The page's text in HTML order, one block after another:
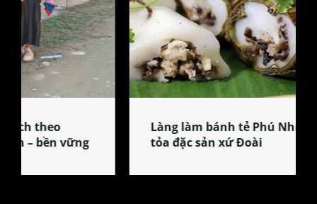
Làng làm bánh tẻ Phú Nhi – nơi lan
tỏa đặc sản xứ Đoài